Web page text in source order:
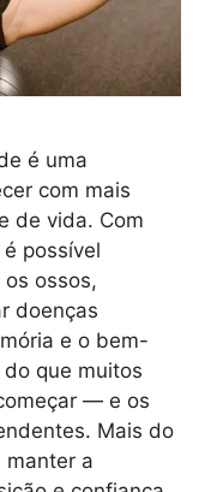
é uma
com mais
de vida. Com
possível
ossos,
doenças
e o bem-
que muitos
— e os
Mais do
manter a